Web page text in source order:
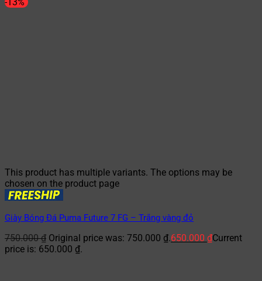
This product has multiple variants. The options may be
chosen on the product page
Giày Bóng Đá Puma Future 7 FG – Trắng vàng đỏ
750.000₫ Original price was: 750.000 ₫.650.000 ₫Current
price is: 650.000 ₫.